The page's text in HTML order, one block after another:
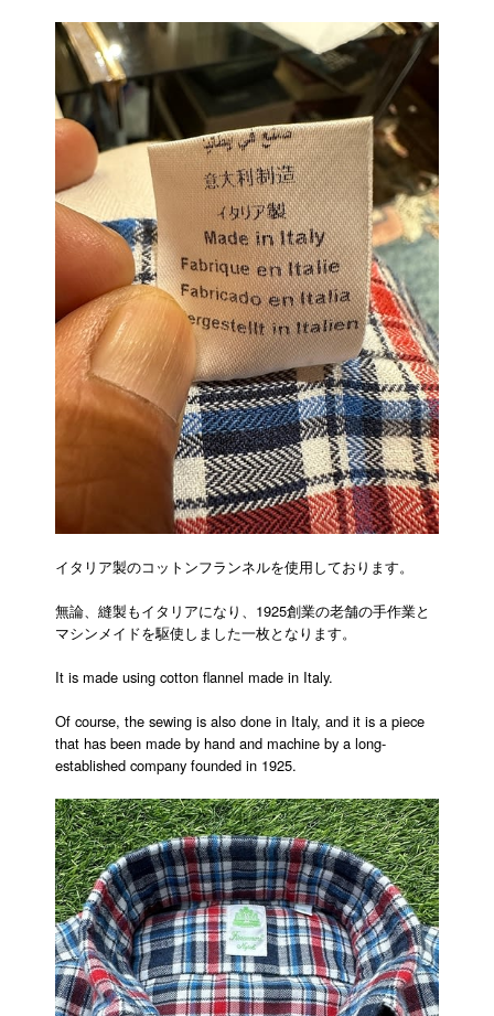
イタリア製のコットンフランネルを使用しております。
無論、縫製もイタリアになり、1925創業の老舗の手作業と
マシンメイドを駆使しました一枚となります。
It is made using cotton flannel made in Italy.
Of course, the sewing is also done in Italy, and it is a piece
that has been made by hand and machine by a long-
established company founded in 1925.